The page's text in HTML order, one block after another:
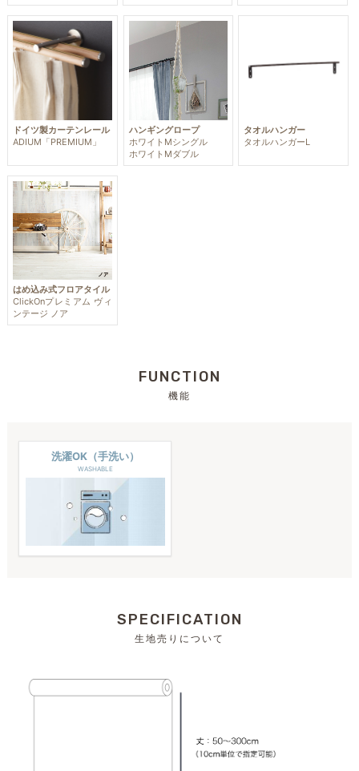
ドイツ製カーテンレール
ADIUM「PREMIUM」
ハンギングロープ
ホワイトMシングル
ホワイトMダブル
タオルハンガー
タオルハンガーL
はめ込み式フロアタイル
ClickOnプレミアム ヴィ
ンテージ ノア
FUNCTION
機能
洗濯OK（手洗い）
WASHABLE
SPECIFICATION
生地売りについて